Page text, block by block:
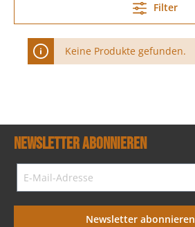
Filter
Keine Produkte gefunden.
Newsletter abonnieren
Newsletter abonnieren